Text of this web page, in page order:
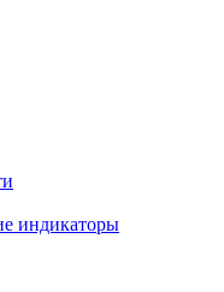
индикаторы